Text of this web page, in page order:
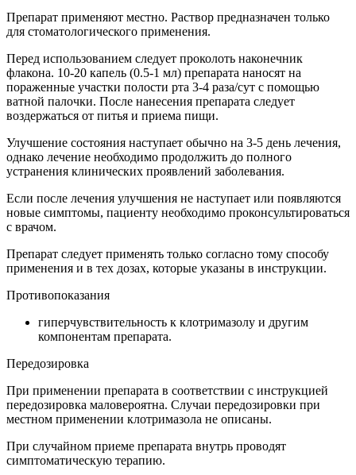
Препарат применяют местно. Раствор предназначен только
для стоматологического применения.
Перед использованием следует проколоть наконечник
флакона. 10-20 капель (0.5-1 мл) препарата наносят на
пораженные участки полости рта 3-4 раза/сут с помощью
ватной палочки. После нанесения препарата следует
воздержаться от питья и приема пищи.
Улучшение состояния наступает обычно на 3-5 день лечения,
однако лечение необходимо продолжить до полного
устранения клинических проявлений заболевания.
Если после лечения улучшения не наступает или появляются
новые симптомы, пациенту необходимо проконсультироваться
с врачом.
Препарат следует применять только согласно тому способу
применения и в тех дозах, которые указаны в инструкции.
Противопоказания
гиперчувствительность к клотримазолу и другим
компонентам препарата.
Передозировка
При применении препарата в соответствии с инструкцией
передозировка маловероятна. Случаи передозировки при
местном применении клотримазола не описаны.
При случайном приеме препарата внутрь проводят
симптоматическую терапию.